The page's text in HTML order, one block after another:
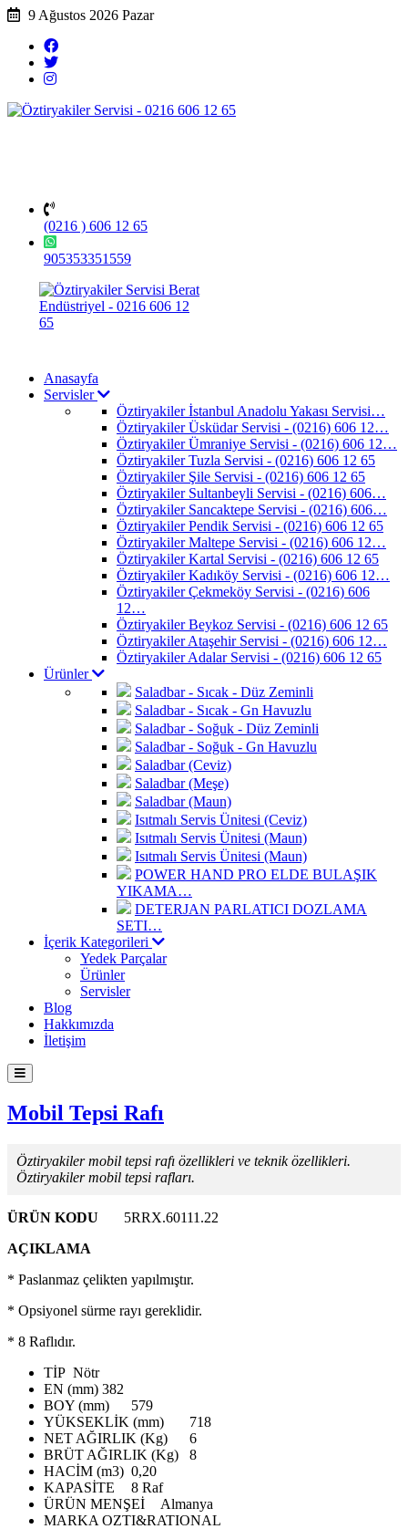
9 Ağustos 2026 Pazar
(0216 ) 606 12 65
905353351559
Anasayfa
Servisler
Öztiryakiler İstanbul Anadolu Yakası Servisi…
Öztiryakiler Üsküdar Servisi - (0216) 606 12…
Öztiryakiler Ümraniye Servisi - (0216) 606 12…
Öztiryakiler Tuzla Servisi - (0216) 606 12 65
Öztiryakiler Şile Servisi - (0216) 606 12 65
Öztiryakiler Sultanbeyli Servisi - (0216) 606…
Öztiryakiler Sancaktepe Servisi - (0216) 606…
Öztiryakiler Pendik Servisi - (0216) 606 12 65
Öztiryakiler Maltepe Servisi - (0216) 606 12…
Öztiryakiler Kartal Servisi - (0216) 606 12 65
Öztiryakiler Kadıköy Servisi - (0216) 606 12…
Öztiryakiler Çekmeköy Servisi - (0216) 606
12…
Öztiryakiler Beykoz Servisi - (0216) 606 12 65
Öztiryakiler Ataşehir Servisi - (0216) 606 12…
Öztiryakiler Adalar Servisi - (0216) 606 12 65
Ürünler
Saladbar - Sıcak - Düz Zeminli
Saladbar - Sıcak - Gn Havuzlu
Saladbar - Soğuk - Düz Zeminli
Saladbar - Soğuk - Gn Havuzlu
Saladbar (Ceviz)
Saladbar (Meşe)
Saladbar (Maun)
Isıtmalı Servis Ünitesi (Ceviz)
Isıtmalı Servis Ünitesi (Maun)
Isıtmalı Servis Ünitesi (Maun)
POWER HAND PRO ELDE BULAŞIK
YIKAMA…
DETERJAN PARLATICI DOZLAMA
SETI…
İçerik Kategorileri
Yedek Parçalar
Ürünler
Servisler
Blog
Hakkımızda
İletişim
Mobil Tepsi Rafı
Öztiryakiler mobil tepsi rafı özellikleri ve teknik özellikleri.
Öztiryakiler mobil tepsi rafları.
ÜRÜN KODU
5RRX.60111.22
AÇIKLAMA
* Paslanmaz çelikten yapılmıştır.
* Opsiyonel sürme rayı gereklidir.
* 8 Raflıdır.
TİP Nötr
EN (mm) 382
BOY (mm)
579
YÜKSEKLİK (mm)
718
NET AĞIRLIK (Kg)
6
BRÜT AĞIRLIK (Kg)
8
HACİM (m3) 0,20
KAPASİTE
8 Raf
ÜRÜN MENŞEİ
Almanya
MARKA OZTI&RATIONAL